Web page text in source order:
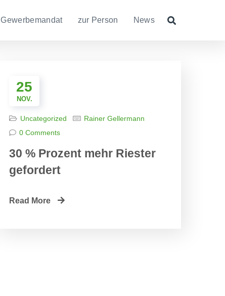
Gewerbemandat zur Person News
25
NOV.
Uncategorized
Rainer Gellermann
0 Comments
30 % Prozent mehr Riester
gefordert
Read More